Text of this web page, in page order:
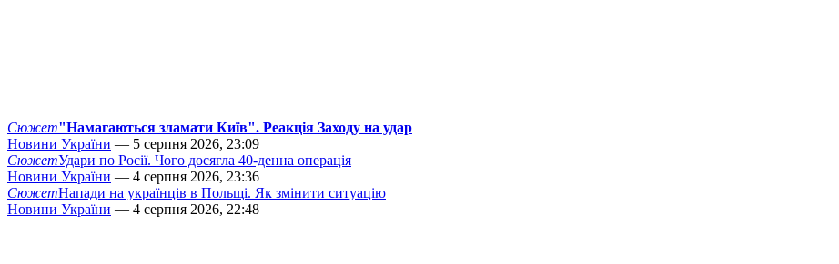
Сюжет"Намагаються зламати Київ". Реакція Заходу на удар
Новини України — 5 серпня 2026, 23:09
СюжетУдари по Росії. Чого досягла 40-денна операція
Новини України — 4 серпня 2026, 23:36
СюжетНапади на українців в Польщі. Як змінити ситуацію
Новини України — 4 серпня 2026, 22:48